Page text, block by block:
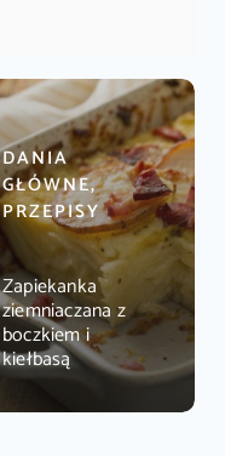
DANIA
GŁÓWNE,
PRZEPISY
Zapiekanka
ziemniaczana z
boczkiem i
kiełbasą